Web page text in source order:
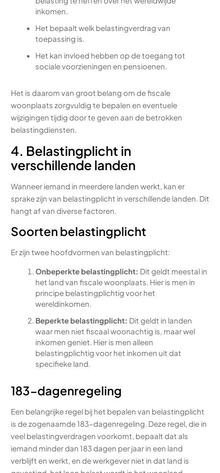
inkomen.
Het bepaalt welk belastingverdrag van
toepassing is.
Het kan invloed hebben op de toegang tot
sociale voorzieningen en pensioenen.
Het is daarom van groot belang om de fiscale
woonplaats zorgvuldig te bepalen en eventuele
wijzigingen tijdig door te geven aan de betrokken
belastingdiensten.
4. Belastingplicht in
verschillende landen
Wanneer iemand in meerdere landen werkt, kan er
sprake zijn van belastingplicht in verschillende landen. Dit
hangt af van diverse factoren.
Soorten belastingplicht
Er zijn twee hoofdvormen van belastingplicht:
Onbeperkte belastingplicht: Dit geldt meestal in
het land van fiscale woonplaats. Hier is men in
principe belastingplichtig voor het
wereldinkomen.
Beperkte belastingplicht: Dit geldt in landen
waar men niet fiscaal woonachtig is, maar wel
inkomen geniet. Hier is men alleen
belastingplichtig voor het inkomen uit dat
specifieke land.
183-dagenregeling
Een belangrijke regel bij het bepalen van belastingplicht
is de zogenaamde 183-dagenregeling. Deze regel, die in
veel belastingverdragen voorkomt, bepaalt dat als
iemand minder dan 183 dagen per jaar in een land
verblijft en werkt, en de werkgever niet in dat land is